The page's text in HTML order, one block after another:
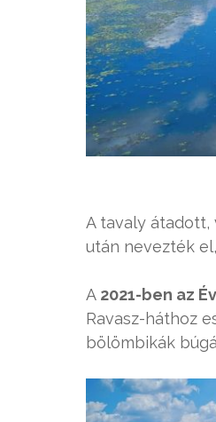
A tavaly
után nevezték
A 2021-ben az
Ravasz-háthoz
bölömbikák